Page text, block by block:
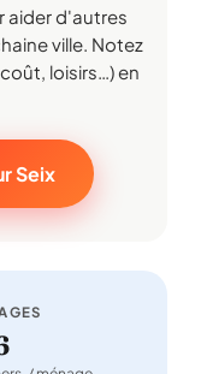
aider d'autres
ville. Notez
loisirs…) en
Seix